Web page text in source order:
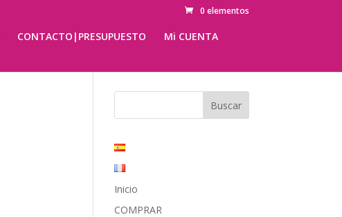
0 elementos
CONTACTO|PRESUPUESTO
Mi CUENTA
Inicio
COMPRAR